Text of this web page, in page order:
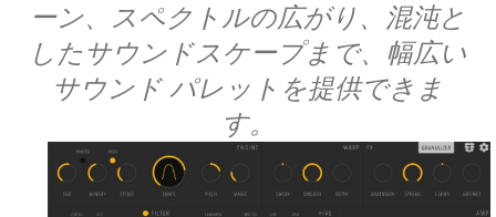
ーン、スペクトルの広がり、混沌と
したサウンドスケープまで、幅広い
サウンド パレットを提供できま
す。